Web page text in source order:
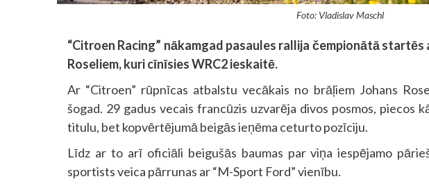
Foto: Vladislav Maschl
“Citroen Racing” nākamgad pasaules rallija čempionātā startēs
Roseliem, kuri cīnīsies WRC2 ieskaitē.
Ar “Citroen” rūpnīcas atbalstu vecākais no brāļiem Johans
šogad. 29 gadus vecais francūzis uzvarēja divos posmos, piecos
titulu, bet kopvērtējumā beigās ieņēma ceturto pozīciju.
Līdz ar to arī oficiāli beigušās baumas par viņa iespējamo
sportists veica pārrunas ar “M-Sport Ford” vienību.